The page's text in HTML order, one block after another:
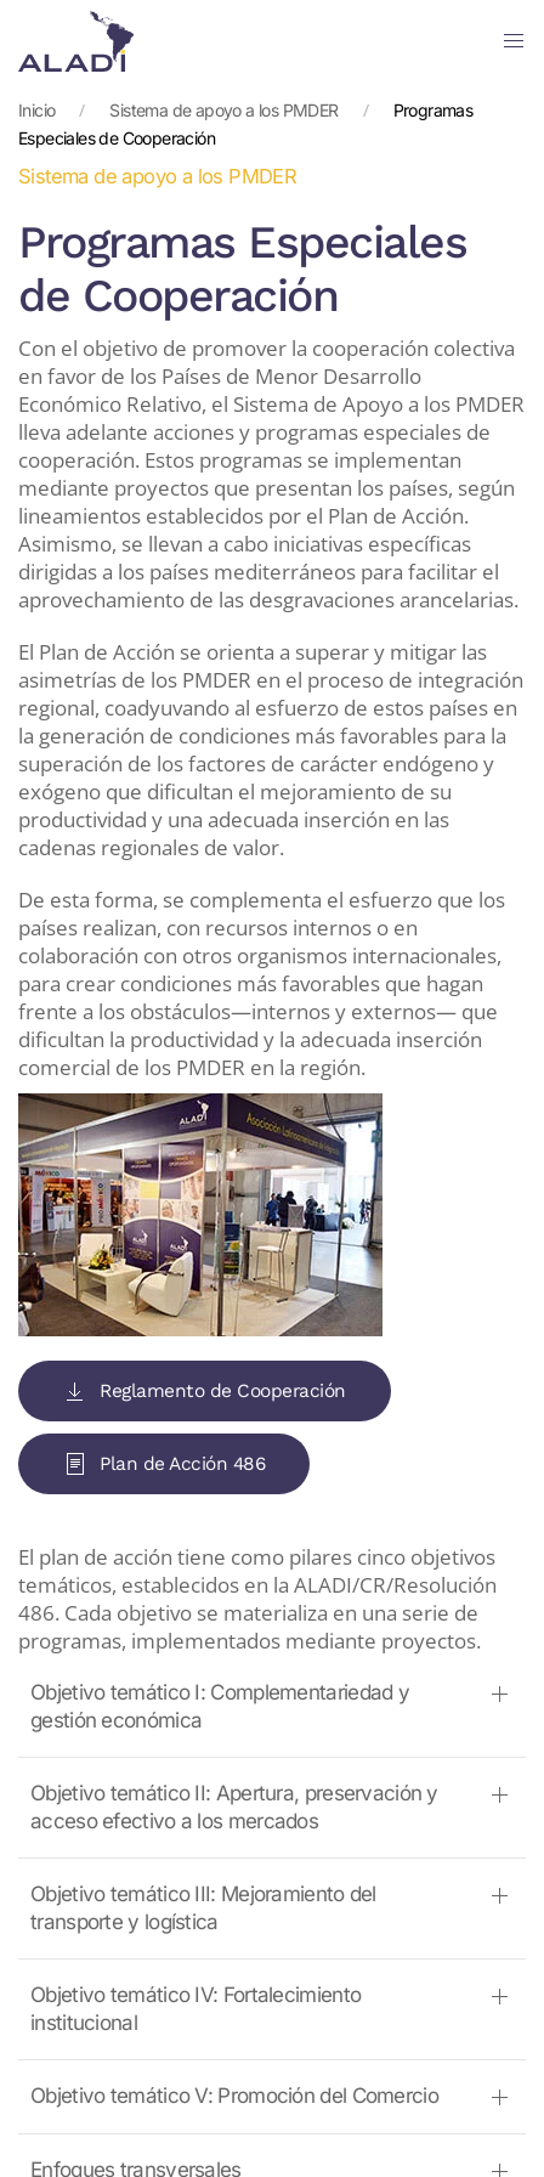
Skip
main
Inicio Sistema de apoyo a los PMDER
Programas
Especiales de Cooperación
Sistema de apoyo a los PMDER
Programas Especiales
de Cooperación
Con el objetivo de promover la cooperación colectiva
en favor de los Países de Menor Desarrollo
Económico Relativo, el Sistema de Apoyo a los PMDER
lleva adelante acciones y programas especiales de
cooperación. Estos programas se implementan
mediante proyectos que presentan los países, según
lineamientos establecidos por el Plan de Acción.
Asimismo, se llevan a cabo iniciativas específicas
dirigidas a los países mediterráneos para facilitar el
aprovechamiento de las desgravaciones arancelarias.
El Plan de Acción se orienta a superar y mitigar las
asimetrías de los PMDER en el proceso de integración
regional, coadyuvando al esfuerzo de estos países en
la generación de condiciones más favorables para la
superación de los factores de carácter endógeno y
exógeno que dificultan el mejoramiento de su
productividad y una adecuada inserción en las
cadenas regionales de valor.
De esta forma, se complementa el esfuerzo que los
países realizan, con recursos internos o en
colaboración con otros organismos internacionales,
para crear condiciones más favorables que hagan
frente a los obstáculos—internos y externos— que
dificultan la productividad y la adecuada inserción
comercial de los PMDER en la región.
Reglamento de Cooperación
Plan de Acción 486
El plan de acción tiene como pilares cinco objetivos
temáticos, establecidos en la ALADI/CR/Resolución
486. Cada objetivo se materializa en una serie de
programas, implementados mediante proyectos.
Objetivo temático I: Complementariedad y
gestión económica
Objetivo temático II: Apertura, preservación y
acceso efectivo a los mercados
Objetivo temático III: Mejoramiento del
transporte y logística
Objetivo temático IV: Fortalecimiento
institucional
Objetivo temático V: Promoción del Comercio
Enfoques transversales